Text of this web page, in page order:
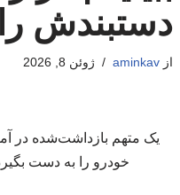
دستبندش
ازaminkav ژوئن 8, 2026
یک متهم بازداشت‌شده در
خودرو را به دست